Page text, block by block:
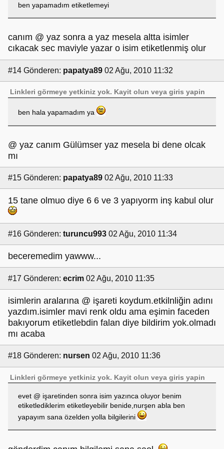
ben yapamadım etiketlemeyi
canım @ yaz sonra a yaz mesela altta isimler
cıkacak sec maviyle yazar o isim etiketlenmiş olur
#14 Gönderen: papatya89 02 Ağu, 2010 11:32
Linkleri görmeye yetkiniz yok. Kayit olun veyagiris yapin
ben hala yapamadım ya
@ yaz canım Gülümser yaz mesela bi dene olcak
mı
#15 Gönderen: papatya89 02 Ağu, 2010 11:33
15 tane olmuo diye 6 6 ve 3 yapıyorm inş kabul olur
#16 Gönderen: turuncu993 02 Ağu, 2010 11:34
beceremedim yawww...
#17 Gönderen: ecrim 02 Ağu, 2010 11:35
isimlerin aralarına @ işareti koydum.etkilnliğin adını
yazdım.isimler mavi renk oldu ama eşimin faceden
bakıyorum etiketlebdin falan diye bildirim yok.olmadı
mı acaba
#18 Gönderen: nursen 02 Ağu, 2010 11:36
Linkleri görmeye yetkiniz yok. Kayit olun veyagiris yapin
evet @ işaretinden sonra isim yazınca oluyor benim
etiketlediklerim etiketleyebilir benide,nurşen abla ben
yapayım sana özelden yolla bilgilerini